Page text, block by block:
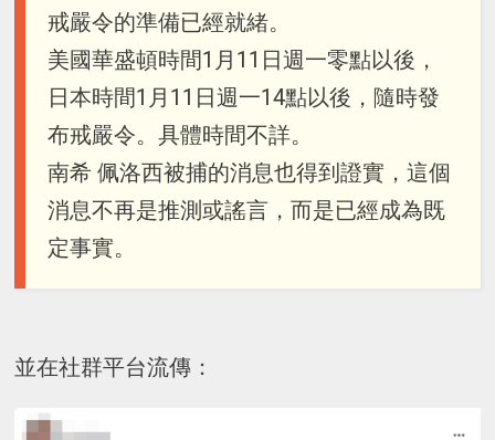
戒嚴令的準備已經就緒。
美國華盛頓時間1月11日週一零點以後，
日本時間1月11日週一14點以後，隨時發
布戒嚴令。具體時間不詳。
南希 佩洛西被捕的消息也得到證實，這個
消息不再是推測或謠言，而是已經成為既
定事實。
並在社群平台流傳：